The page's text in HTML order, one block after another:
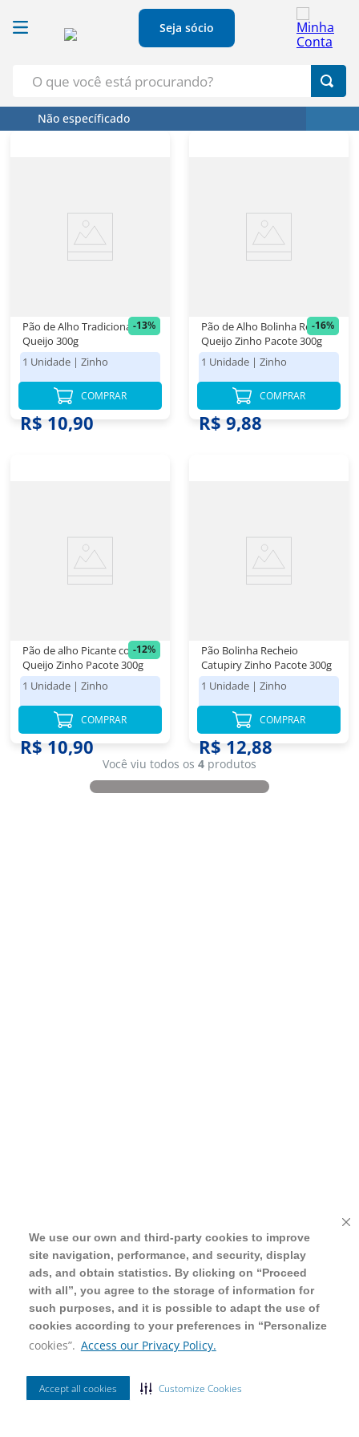
We use our own and third-party cookies to improve
site navigation, performance, and security, display
ads, and obtain statistics. By clicking on “Proceed
with all”, you agree to the storage of information for
such purposes, and it is possible to adapt the use of
cookies according to your preferences in “Personalize
cookies”. Access our Privacy Policy.
Accept all cookies Customize Cookies
We use our own and third-party cookies to improve
site navigation, performance, and security, display
ads, and obtain statistics. By clicking on “Proceed
with all”, you agree to the storage of information for
such purposes, and it is possible to adapt the use of
cookies according to your preferences in “Personalize
cookies”. Access our Privacy Policy.
Accept all cookies Customize Cookies
Seja sócio
Não específicado
-13%
Pão de Alho Tradicional com
Queijo 300g
1 Unidade | Zinho
R$ 12,48
R$ 10,90
COMPRAR
-16%
Pão de Alho Bolinha Recheio
Queijo Zinho Pacote 300g
1 Unidade | Zinho
R$ 11,78
R$ 9,88
COMPRAR
-12%
Pão de alho Picante com
Queijo Zinho Pacote 300g
1 Unidade | Zinho
R$ 12,38
R$ 10,90
COMPRAR
Pão Bolinha Recheio
Catupiry Zinho Pacote 300g
1 Unidade | Zinho
R$ 12,88
COMPRAR
Você viu todos os 4 produtos
Termos Mais Buscados
Papel Higienico
Leite